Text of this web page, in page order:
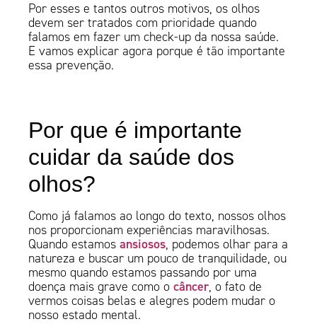
Por esses e tantos outros motivos, os olhos
devem ser tratados com prioridade quando
falamos em fazer um check-up da nossa saúde.
E vamos explicar agora porque é tão importante
essa prevenção.
Por que é importante
cuidar da saúde dos
olhos?
Como já falamos ao longo do texto, nossos olhos
nos proporcionam experiências maravilhosas.
Quando estamosansiosos, podemos olhar para a
natureza e buscar um pouco de tranquilidade, ou
mesmo quando estamos passando por uma
doença mais grave como o câncer, o fato de
vermos coisas belas e alegres podem mudar o
nosso estado mental.